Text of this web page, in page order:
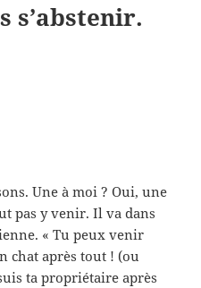
s’abstenir.
Une à moi ? Oui, une
pas y venir. Il va dans
« Tu peux venir
chat après tout ! (ou
ta propriétaire après